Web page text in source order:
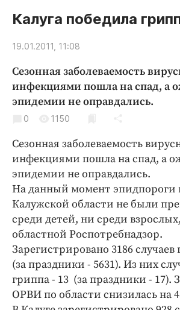
Новости компаний
Статьи
Народные новости
Авто и транспорт
Благоустройство
Криминал
Культура
Недвижимость и ЖКХ
Образование
Общество
Погода
Праздники
Происшествия
Спорт
Экономика и бизнес
ПРОЕКТЫ
Калуга победила
19.01.2011, 11:08
Сезонная заболеваемость
инфекциями пошла на спад, а
эпидемии не оправдались.
0 1150
Сезонная заболеваемость
инфекциями пошла на спад, а
эпидемии не оправдались.
На данный момент эпидпороги
Калужской области не были
среди детей, ни среди
областной Роспотребнадзор.
Зарегистрировано 3186
(за праздники - 5631). Из них
гриппа - 13 (за праздники - 17).
ОРВИ по области снизилась на